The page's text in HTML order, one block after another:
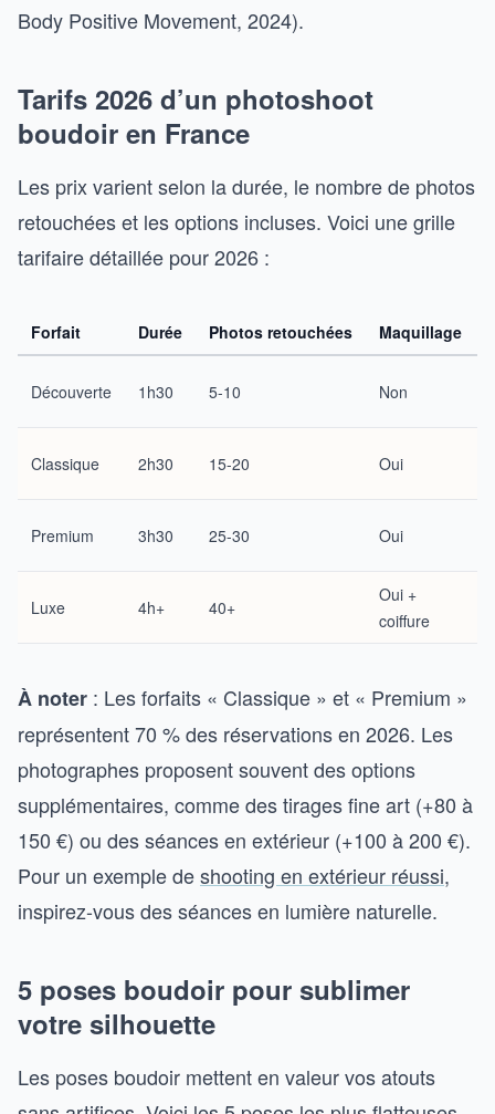
Body Positive Movement, 2024).
Tarifs 2026 d’un photoshoot
boudoir en France
Les prix varient selon la durée, le nombre de photos
retouchées et les options incluses. Voici une grille
tarifaire détaillée pour 2026 :
Forfait Durée Photos retouchées Maquillage
Découverte 1h30 5-10 Non
Classique 2h30 15-20 Oui
Premium 3h30 25-30 Oui
Luxe 4h+ 40+
Oui +
coiffure
À noter : Les forfaits « Classique » et « Premium »
représentent 70 % des réservations en 2026. Les
photographes proposent souvent des options
supplémentaires, comme des tirages fine art (+80 à
150 €) ou des séances en extérieur (+100 à 200 €).
Pour un exemple deshooting en extérieur réussi,
inspirez-vous des séances en lumière naturelle.
5 poses boudoir pour sublimer
votre silhouette
Les poses boudoir mettent en valeur vos atouts